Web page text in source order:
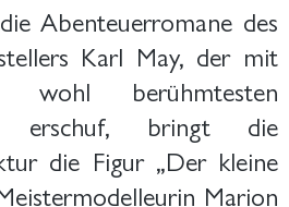
Abenteuerromane des
Karl May, der mit
wohl berühmtesten
erschuf, bringt die
die Figur „Der kleine
Marion